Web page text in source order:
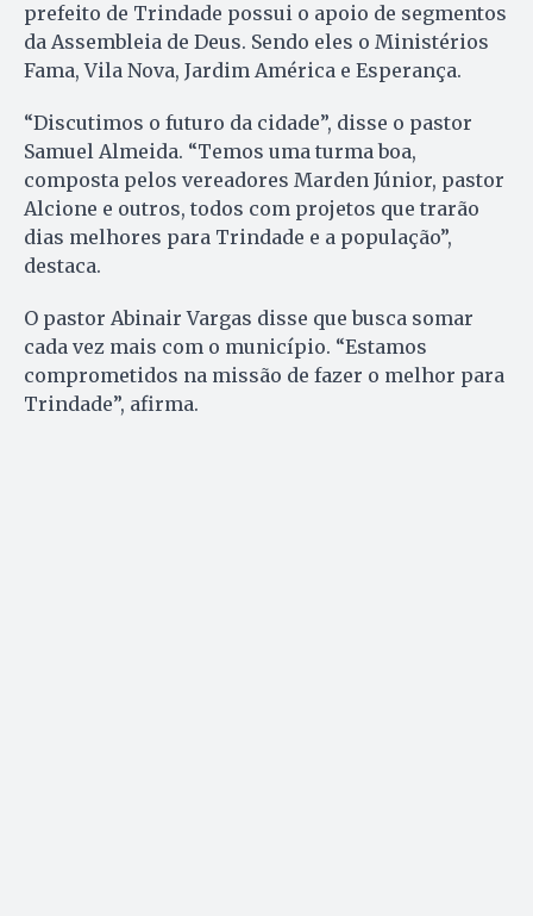
prefeito de Trindade possui o apoio de segmentos
da Assembleia de Deus. Sendo eles o Ministérios
Fama, Vila Nova, Jardim América e Esperança.
“Discutimos o futuro da cidade”, disse o pastor
Samuel Almeida. “Temos uma turma boa,
composta pelos vereadores Marden Júnior, pastor
Alcione e outros, todos com projetos que trarão
dias melhores para Trindade e a população”,
destaca.
O pastor Abinair Vargas disse que busca somar
cada vez mais com o município. “Estamos
comprometidos na missão de fazer o melhor para
Trindade”, afirma.